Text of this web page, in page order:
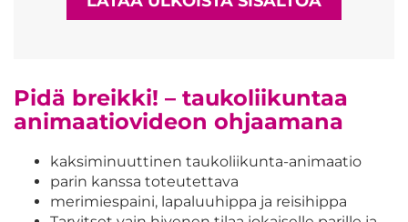
Pidä breikki! – taukoliikuntaa
animaatiovideon ohjaamana
kaksiminuuttinen taukoliikunta-animaatio
parin kanssa toteutettava
merimiespaini, lapaluuhippa ja reisihippa